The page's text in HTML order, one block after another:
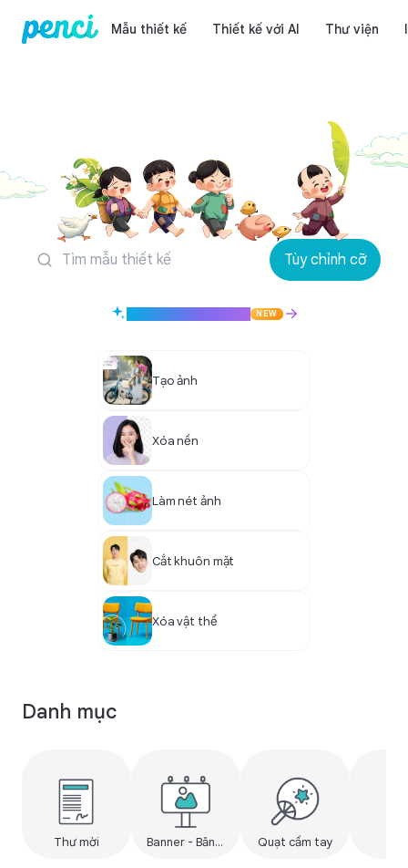
Mẫu thiết kế Thiết kế với AI Thư viện
Tùy chỉnh cỡ
Tạo thiết kế với AI NEW
Tạo ảnh
Xóa nền
Làm nét ảnh
Cắt khuôn mặt
Xóa vật thể
Danh mục
Thư mời Banner - Băng rôn Quạt cầm tay